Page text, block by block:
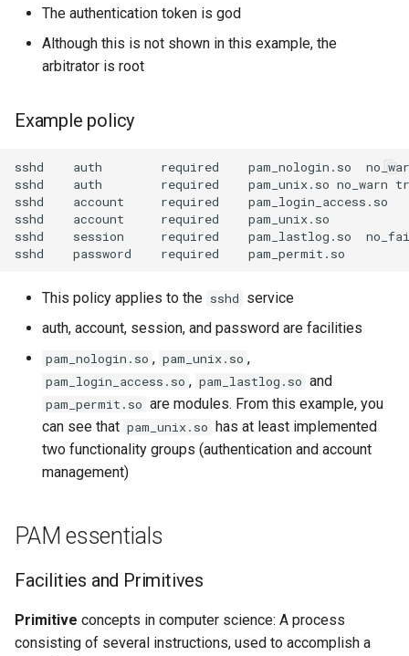
The authentication token is god
Although this is not shown in this example, the
arbitrator is root
Example policy
sshd    auth        required    pam_nologin.so
sshd    auth        required    pam_unix.so no_warn
sshd    account     required    pam_login_access.so
sshd    account     required    pam_unix.so
sshd    session     required    pam_lastlog.so
This policy applies to the sshd service
auth, account, session, and password are facilities
pam_nologin.so , pam_unix.so ,
pam_login_access.so , pam_lastlog.so and
pam_permit.so are modules. From this example, you
can see that pam_unix.so
has at least implemented
two functionality groups (authentication and account
management)
PAM essentials
Facilities and Primitives
Primitive concepts in computer science: A process
consisting of several instructions, used to accomplish a